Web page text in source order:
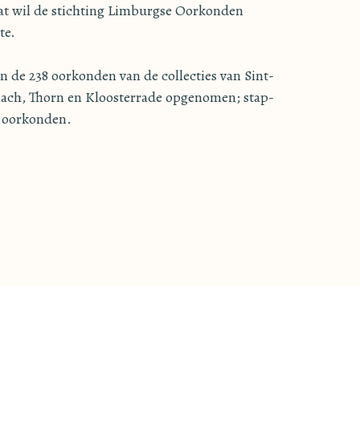
wil de stichting Limburgse Oorkonden
238 oorkonden van de collecties van Sint-
Thorn en Kloosterrade opgenomen; stap-